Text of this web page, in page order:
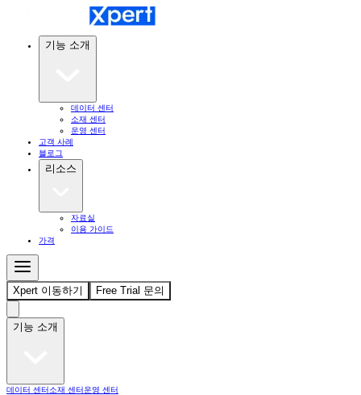
기능 소개
데이터 센터
소재 센터
운영 센터
고객 사례
블로그
리소스
자료실
이용 가이드
가격
Xpert 이동하기 Free Trial 문의
기능 소개
데이터 센터소재 센터운영 센터